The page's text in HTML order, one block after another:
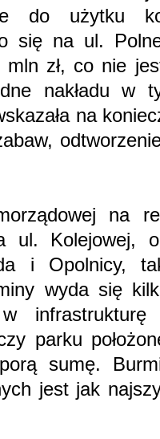
do użytku
się na ul.
mln zł, co nie
nakładu w
na
na
ul. Kolejowej,
i Opolnicy,
wyda się
parku
sumę.
jest jak